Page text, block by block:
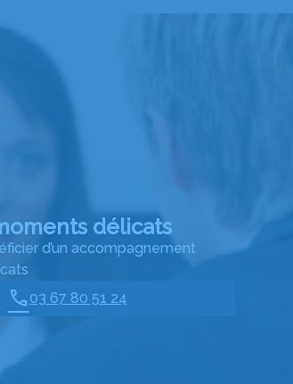
délicats
d’un accompagnement
03 67 80 51 24